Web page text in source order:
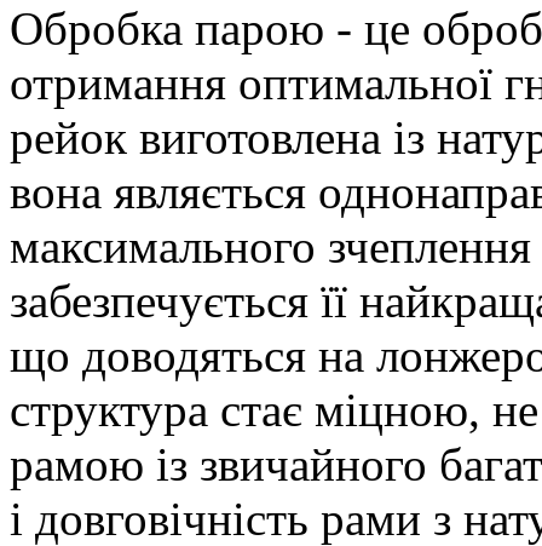
Обробка парою - це
отримання оптимальної
рейок виготовлена із
вона являється
максимального
забезпечується її
що доводяться на
структура стає міцною,
рамою із звичайного
і довговічність рами з